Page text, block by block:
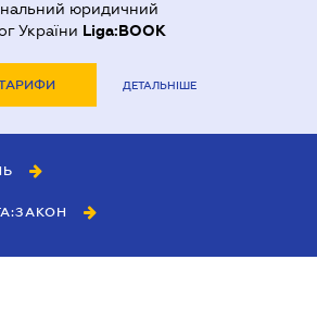
юридичний
України Liga:BOOK
ДЕТАЛЬНІШЕ